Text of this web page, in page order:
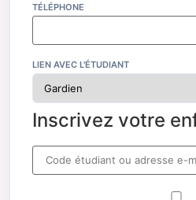
TÉLÉPHONE
LIEN AVEC L'ÉTUDIANT
Inscrivez votre